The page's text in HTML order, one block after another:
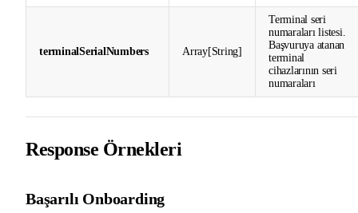
terminalSerialNumbers Array[String]
Terminal seri
numaraları listesi.
Başvuruya atanan
terminal
cihazlarının seri
numaraları
Response Örnekleri
Başarılı Onboarding